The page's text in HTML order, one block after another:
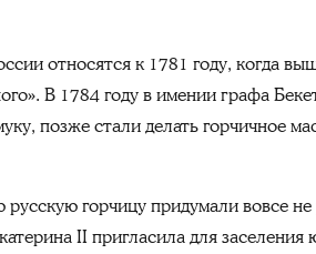
относятся к 1781 году, когда
В 1784 году в имении графа
позже стали делать горчичное
горчицу придумали вовсе
II пригласила для